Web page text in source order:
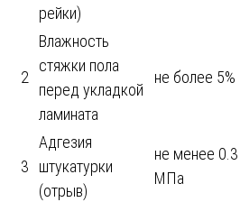
рейки)
2
Влажность
стяжки пола
перед укладкой
ламината
не более 5%
3
Адгезия
штукатурки
(отрыв)
не менее 0.3
МПа